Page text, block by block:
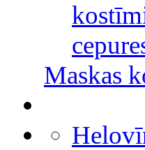
Maskas